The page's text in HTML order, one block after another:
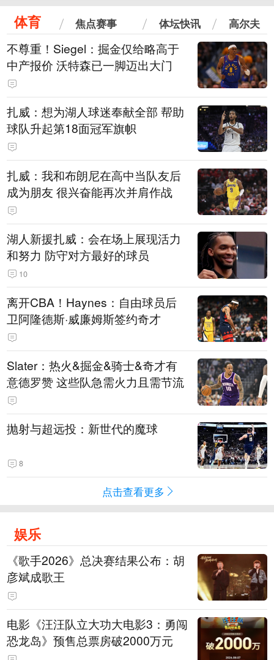
体育 焦点赛事 体坛快讯 高尔夫
不尊重！Siegel：掘金仅给略高于
中产报价 沃特森已一脚迈出大门
扎威：想为湖人球迷奉献全部 帮助
球队升起第18面冠军旗帜
扎威：我和布朗尼在高中当队友后
成为朋友 很兴奋能再次并肩作战
湖人新援扎威：会在场上展现活力
和努力 防守对方最好的球员
10
离开CBA！Haynes：自由球员后
卫阿隆德斯·威廉姆斯签约奇才
Slater：热火&掘金&骑士&奇才有
意德罗赞 这些队急需火力且需节流
抛射与超远投：新世代的魔球
8
点击查看更多
娱乐
《歌手2026》总决赛结果公布：胡
彦斌成歌王
电影《汪汪队立大功大电影3：勇闯
恐龙岛》预售总票房破2000万元